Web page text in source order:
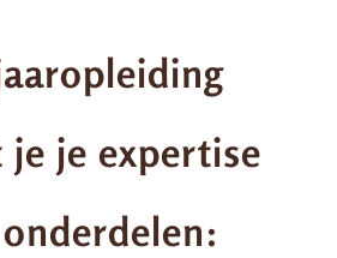
je expertise